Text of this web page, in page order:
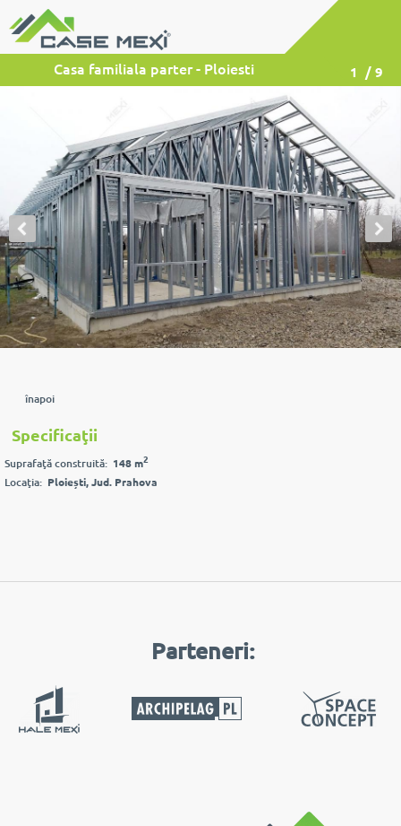
Casa familiala parter - Ploiesti 1 / 9
înapoi
Specificaţii
Suprafaţă construită: 148 m2
Locaţia: Ploiești, Jud. Prahova
Parteneri: